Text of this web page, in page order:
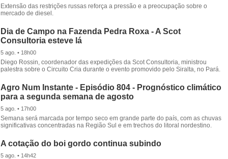
Extensão das restrições russas reforça a pressão e a preocupação sobre o
mercado de diesel.
Dia de Campo na Fazenda Pedra Roxa - A Scot
Consultoria esteve lá
5 ago. • 18h00
Diego Rossin, coordenador das expedições da Scot Consultoria, ministrou
palestra sobre o Circuito Cria durante o evento promovido pelo Siralta, no Pará.
Agro Num Instante - Episódio 804 - Prognóstico climático
para a segunda semana de agosto
5 ago. • 17h00
Semana será marcada por tempo seco em grande parte do país, com as chuvas
significativas concentradas na Região Sul e em trechos do litoral nordestino.
A cotação do boi gordo continua subindo
5 ago. • 14h42